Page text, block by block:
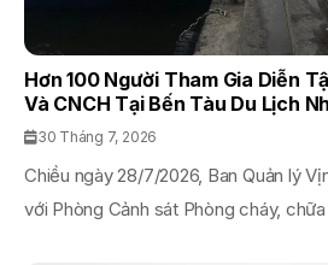
Hơn 100 Người Tham Gia Diễn
Và CNCH Tại Bến Tàu Du Lịch
30 Tháng 7, 2026
Chiều ngày 28/7/2026, Ban Quản lý
với Phòng Cảnh sát Phòng cháy,